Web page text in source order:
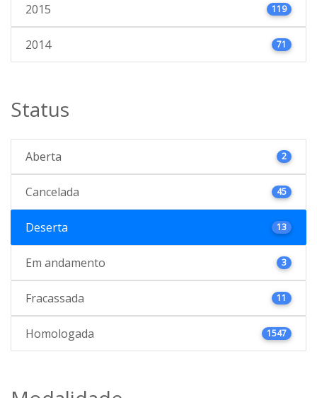
2015 119
2014 71
Status
Aberta 2
Cancelada 45
Deserta 13
Em andamento 3
Fracassada 11
Homologada 1547